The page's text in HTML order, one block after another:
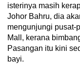
isterinya masih
Johor Bahru, dia
mengunjungi pusat-
Mall, kerana
Pasangan itu kini
bayi.